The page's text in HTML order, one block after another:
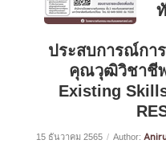
ประสบการณ์กา
คุณวุฒิวิชาชี
Existing
15 ธันวาคม 2565 / Author: